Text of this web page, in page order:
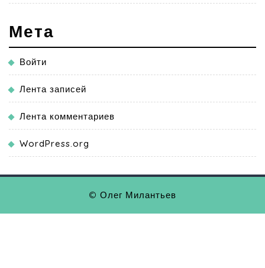
Мета
Войти
Лента записей
Лента комментариев
WordPress.org
© Олег Милантьев